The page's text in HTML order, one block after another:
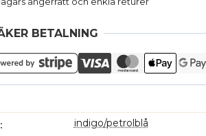
BETALNING
indigo/petrolblå